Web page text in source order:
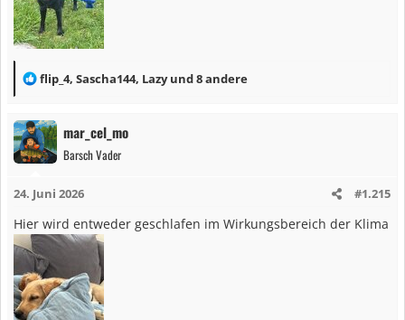
R
a
k
t
o
e
n
:
flip_4, Sascha144, Lazyund 8 andere
mar_cel_mo
Barsch Vader
24. Juni 2026 #1.215
Hier wird entweder geschlafen im Wirkungsbereich der Klima